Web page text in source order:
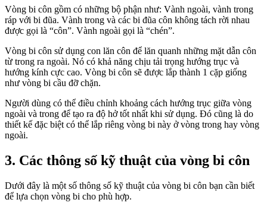
Vòng bi côn gồm có những bộ phận như: Vành ngoài, vành trong
ráp với bi đũa. Vành trong và các bi đũa côn không tách rời nhau
được gọi là “côn”. Vành ngoài gọi là “chén”.
Vòng bi côn sử dụng con lăn côn để lăn quanh những mặt dẫn côn
từ trong ra ngoài. Nó có khả năng chịu tải trọng hướng trục và
hướng kính cực cao. Vòng bi côn sẽ được lắp thành 1 cặp giống
như vòng bi cầu đỡ chặn.
Người dùng có thể điều chỉnh khoảng cách hướng trục giữa vòng
ngoài và trong để tạo ra độ hở tốt nhất khi sử dụng. Đó cũng là do
thiết kế đặc biệt có thể lắp riêng vòng bi này ở vòng trong hay vòng
ngoài.
3. Các thông số kỹ thuật của vòng bi côn
Dưới đây là một số thông số kỹ thuật của vòng bi côn bạn cần biết
để lựa chọn vòng bi cho phù hợp.